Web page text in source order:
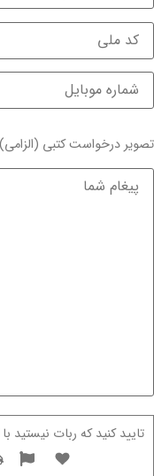
تصویر درخواست کتبی (الزامی)
تایید کنید که ربات نیستید